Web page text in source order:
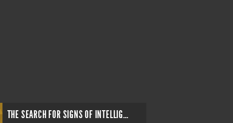
THE SEARCH FOR SIGNS OF INTELLIGENT LIFE IN THE UNIVERSE